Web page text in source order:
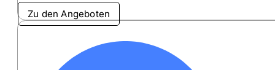
Zu den Angeboten